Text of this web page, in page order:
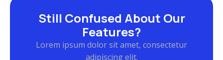
Still Confused About Our
Features?
Lorem ipsum dolor sit amet, consectetur
adipiscing elit.